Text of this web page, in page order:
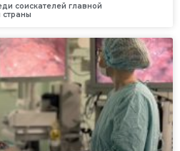
соискателей главной
страны